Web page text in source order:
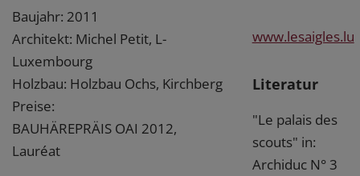
Baujahr: 2011
Architekt: Michel Petit, L-
Luxembourg
Holzbau: Holzbau Ochs, Kirchberg
Preise:
BAUHÄREPRÄIS OAI 2012,
Lauréat
www.lesaigles.lu
Literatur
"Le palais des
scouts" in:
Archiduc N° 3